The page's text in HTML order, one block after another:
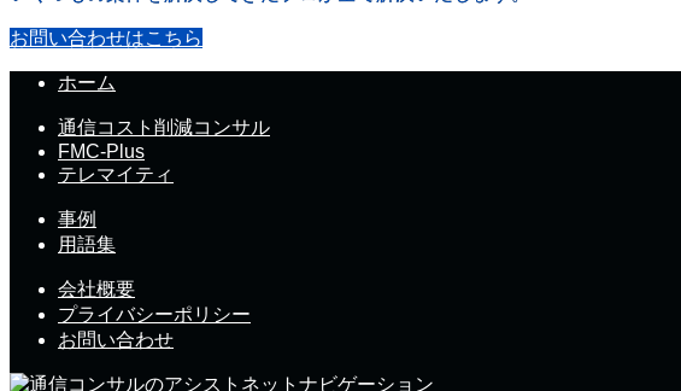
お問い合わせはこちら
ホーム
通信コスト削減コンサル
FMC-Plus
テレマイティ
事例
用語集
会社概要
プライバシーポリシー
お問い合わせ